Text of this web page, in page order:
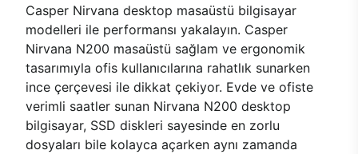
Casper Nirvana desktop masaüstü bilgisayar
modelleri ile performansı yakalayın. Casper
Nirvana N200 masaüstü sağlam ve ergonomik
tasarımıyla ofis kullanıcılarına rahatlık sunarken
ince çerçevesi ile dikkat çekiyor. Evde ve ofiste
verimli saatler sunan Nirvana N200 desktop
bilgisayar, SSD diskleri sayesinde en zorlu
dosyaları bile kolayca açarken aynı zamanda